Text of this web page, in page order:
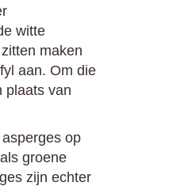
witte
maken
aan. Om die
plaats van
op
groene
zijn echter